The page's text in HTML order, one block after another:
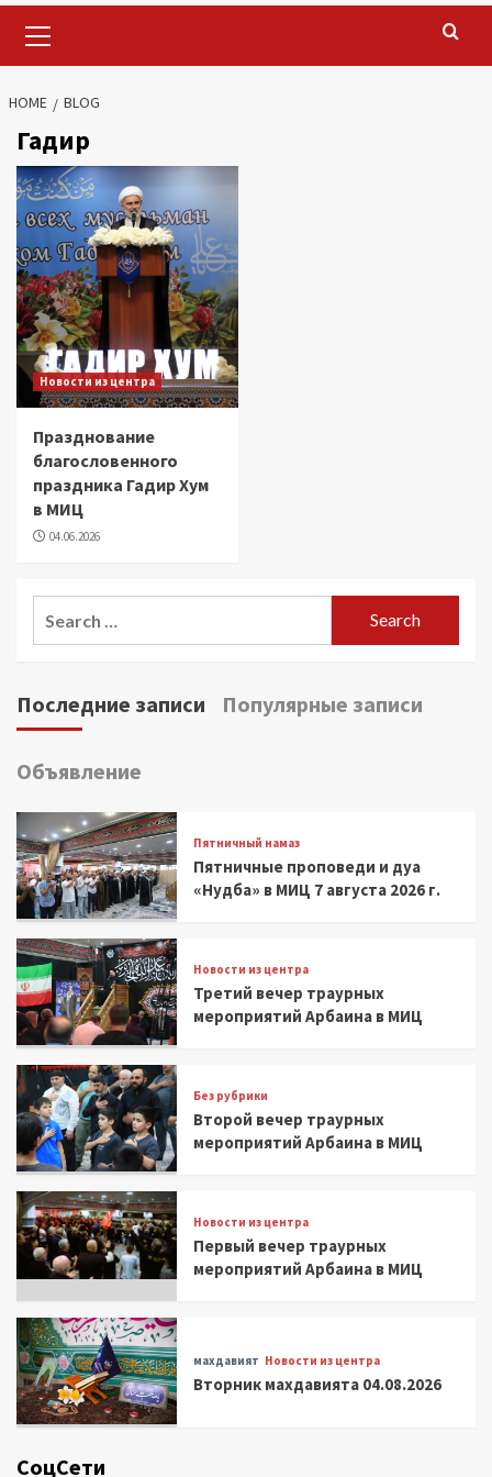
Menu
HOME BLOG
Гадир
Новости из центра
Празднование
благословенного
праздника Гадир Хум
в МИЦ
04.06.2026
Последние записи Популярные записи
Объявление
Пятничный намаз
Пятничные проповеди и дуа
«Нудба» в МИЦ 7 августа 2026 г.
Новости из центра
Третий вечер траурных
мероприятий Арбаина в МИЦ
Без рубрики
Второй вечер траурных
мероприятий Арбаина в МИЦ
Новости из центра
Первый вечер траурных
мероприятий Арбаина в МИЦ
махдавият Новости из центра
Вторник махдавията 04.08.2026
СоцСети